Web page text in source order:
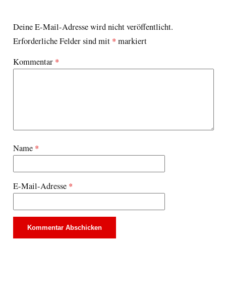
Deine E-Mail-Adresse wird nicht veröffentlicht.
Erforderliche Felder sind mit * markiert
Kommentar *
Name *
E-Mail-Adresse *